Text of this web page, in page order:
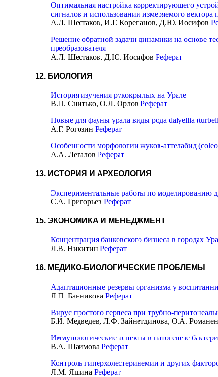
Оптимальная настройка корректирующего
сигналов и использовании измеряемого вектора
А.Л. Шестаков, И.Г. Корепанов, Д.Ю. Иосифов
Решение обратной задачи динамики на основе
преобразователя
А.Л. Шестаков, Д.Ю. Иосифов Реферат
12. БИОЛОГИЯ
История изучения рукокрылых на Урале
В.П. Снитько, О.Л. Орлов Реферат
Новые для фауны урала виды рода dalyellia
А.Г. Рогозин Реферат
Особенности морфологии жуков-аттелабид
А.А. Легалов Реферат
13. ИСТОРИЯ И АРХЕОЛОГИЯ
Экспериментальные работы по моделированию
С.А. Григорьев Реферат
15. ЭКОНОМИКА И МЕНЕДЖМЕНТ
Концентрация банковского бизнеса в городах
Л.В. Никитин Реферат
16. МЕДИКО-БИОЛОГИЧЕСКИЕ ПРОБЛЕМЫ
Адаптационные резервы организма у
Л.П. Банникова Реферат
Вирус простого герпеса при трубно-
Б.И. Медведев, Л.Ф. Зайнетдинова, О.А.
Иммунологические аспекты в патогенезе
В.А. Шаимова Реферат
Контроль гиперхолестеринемии и других
Л.М. Яшина Реферат